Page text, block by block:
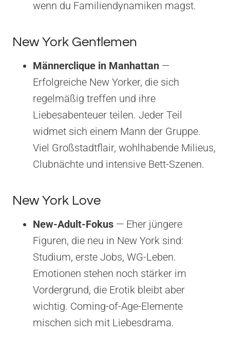
wenn du Familiendynamiken magst.
New York Gentlemen
Männerclique in Manhattan —
Erfolgreiche New Yorker, die sich
regelmäßig treffen und ihre
Liebesabenteuer teilen. Jeder Teil
widmet sich einem Mann der Gruppe.
Viel Großstadtflair, wohlhabende Milieus,
Clubnächte und intensive Bett-Szenen.
New York Love
New-Adult-Fokus — Eher jüngere
Figuren, die neu in New York sind:
Studium, erste Jobs, WG-Leben.
Emotionen stehen noch stärker im
Vordergrund, die Erotik bleibt aber
wichtig. Coming-of-Age-Elemente
mischen sich mit Liebesdrama.